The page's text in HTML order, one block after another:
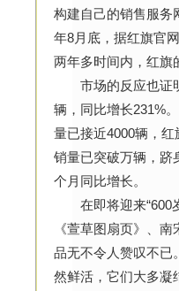
构建自己的销售服务
年8月底，据红旗官
两年多时间内，红旗
市场的反应也证明
辆，同比增长231%
量已接近4000辆，
销量已突破万辆，跻
个月同比增长。
在即将迎来“600岁
《萱草图扇页》、
品无不令人赞叹不已
然鲜活，它们大多凝